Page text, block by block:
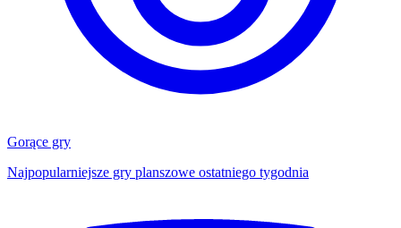
Gorące gry
Najpopularniejsze gry planszowe ostatniego tygodnia